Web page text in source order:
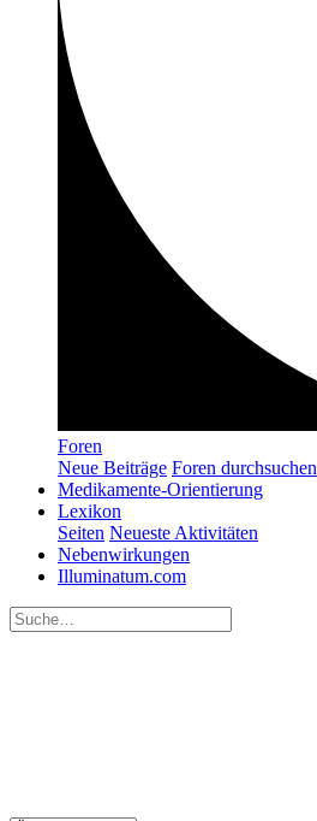
Foren
Neue Beiträge Foren durchsuchen
Medikamente-Orientierung
Lexikon
Seiten Neueste Aktivitäten
Nebenwirkungen
Illuminatum.com